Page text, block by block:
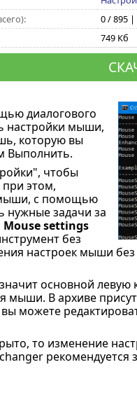
0 / 895 |
749 Кб
диалогового
настройки мыши,
которую вы
Выполнить.
чтобы
этом,
мыши, с помощью
нужные задачи за
Mouse settings
без
настроек мыши
основной левую
мыши. В архиве
можете
то изменение